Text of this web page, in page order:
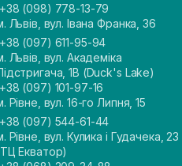
+38 (098) 778-13-79
Львів, вул. Івана Франка, 36
+38 (097) 611-95-94
Львів, вул. Академіка
1В (Duck's Lake)
+38 (097) 101-97-16
Рівне, вул. 16-го Липня, 15
+38 (097) 544-61-44
Рівне, вул. Кулика і Гудачека, 23
Екватор)